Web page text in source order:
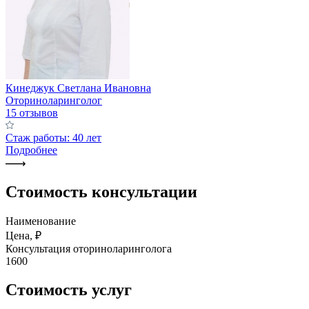
Кинеджук Светлана Ивановна
Оториноларинголог
15 отзывов
Стаж работы: 40 лет
Подробнее
Стоимость консультации
Наименование
Цена, ₽
Консультация оториноларинголога
1600
Стоимость услуг